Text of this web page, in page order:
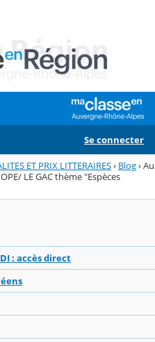
Se connecter
ET PRIX LITTERAIRES› Blog›Au
LE GAC thème "Espèces
: accès direct